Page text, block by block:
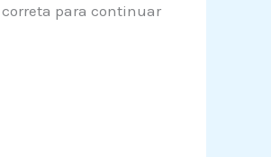
correta para continuar